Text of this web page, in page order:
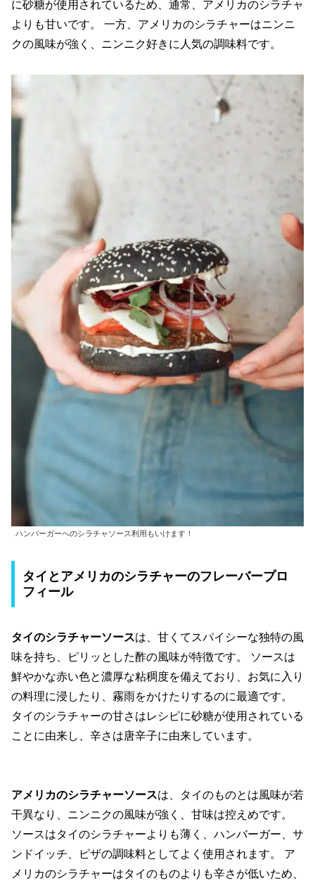
に砂糖が使用されているため、通常、アメリカのシラチャ
よりも甘いです。 一方、アメリカのシラチャーはニンニ
クの風味が強く、ニンニク好きに人気の調味料です。
ハンバーガーへのシラチャソース利用もいけます！
タイとアメリカのシラチャーのフレーバープロ
フィール
タイのシラチャーソースは、甘くてスパイシーな独特の風
味を持ち、ピリッとした酢の風味が特徴です。 ソースは
鮮やかな赤い色と濃厚な粘稠度を備えており、お気に入り
の料理に浸したり、霧雨をかけたりするのに最適です。
タイのシラチャーの甘さはレシピに砂糖が使用されている
ことに由来し、辛さは唐辛子に由来しています。
アメリカのシラチャーソースは、タイのものとは風味が若
干異なり、ニンニクの風味が強く、甘味は控えめです。
ソースはタイのシラチャーよりも薄く、ハンバーガー、サ
ンドイッチ、ピザの調味料としてよく使用されます。 ア
メリカのシラチャーはタイのものよりも辛さが低いため、